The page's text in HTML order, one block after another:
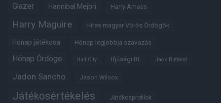
Glazer Hannibal Mejbri Harry Amass
Harry Maguire Híres magyar Vörös Ördögök
Hónap játékosa Hónap legjobbja szavazás
Hónap Ördöge Hull City Ifjúsági BL Jack Butland
Jadon Sancho Jason Wilcox
Játékosértékelés Játékosprofilok